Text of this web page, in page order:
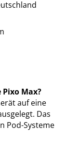
Max?
auf eine
Das
Pod-Systeme